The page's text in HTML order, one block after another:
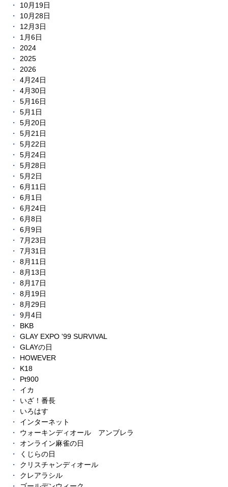
10月19日
10月28日
12月3日
1月6日
2024
2025
2026
4月24日
4月30日
5月16日
5月1日
5月20日
5月21日
5月22日
5月24日
5月28日
5月2日
6月11日
6月1日
6月24日
6月8日
6月9日
7月23日
7月31日
8月11日
8月13日
8月17日
8月19日
8月29日
9月4日
BKB
GLAY EXPO '99 SURVIVAL
GLAYの日
HOWEVER
K18
Pt900
イカ
いざ！番長
いろはす
インターネット
ウォーキンディオール アンブレラ
オンライン麻雀の日
くじらの日
クリスチャンディオール
クレアラシル